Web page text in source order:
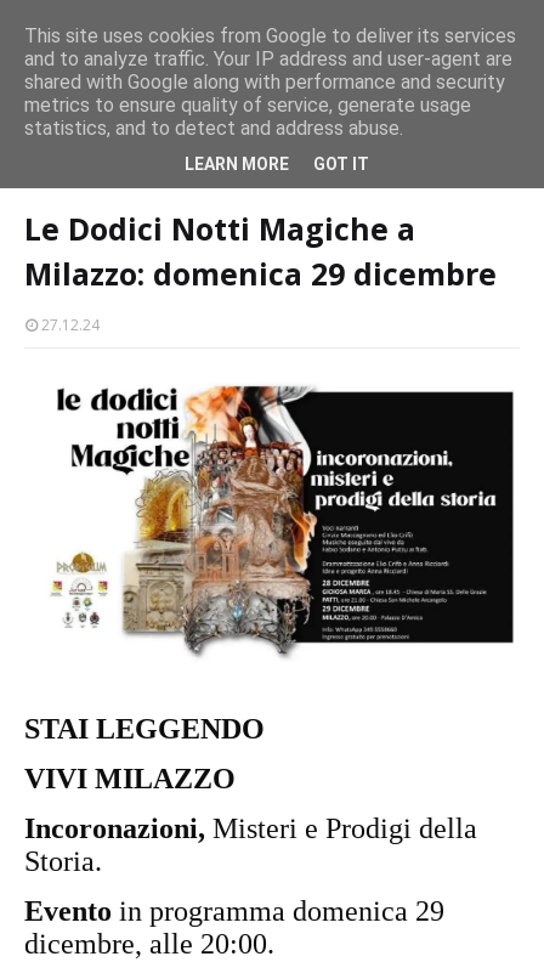
Milazzo 28ª Sagra del Pesce a Vaccarella: il programma
Le Dodici Notti Magiche a Milazzo: domenica 29
Le Dodici Notti Magiche a
Milazzo: domenica 29 dicembre
27.12.24
STAI LEGGENDO
VIVI MILAZZO
Incoronazioni, Misteri e Prodigi della
Storia.
Evento in programma domenica 29
dicembre, alle 20:00.
This site uses cookies from Google to deliver its services
and to analyze traffic. Your IP address and user-agent are
shared with Google along with performance and security
metrics to ensure quality of service, generate usage
statistics, and to detect and address abuse.
LEARN MORE GOT IT